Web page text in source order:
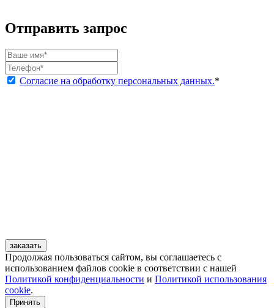
Отправить запрос
Согласие на обработку персональных данных.*
заказать
Продолжая пользоваться сайтом, вы соглашаетесь с
использованием файлов cookie в соответствии с нашей
Политикой конфиденциальности и Политикой использования
cookie.
Принять